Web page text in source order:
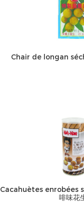
Chair de longan
Cacahuètes enrobées
啡味花